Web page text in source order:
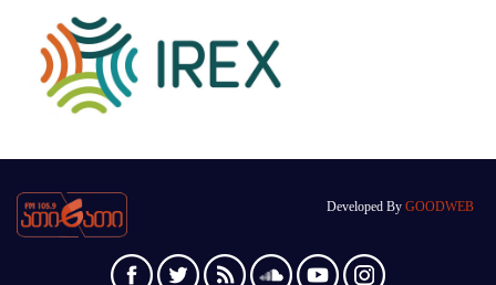
Developed By GOODWEB